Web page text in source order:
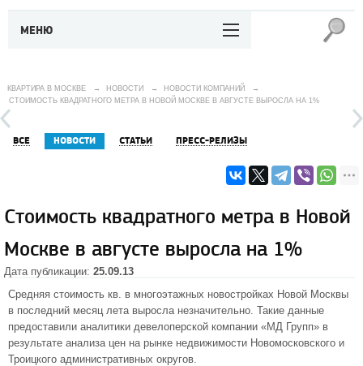
МЕНЮ
КВАРТИРА В МОСКВЕ → НОВОСТИ → НОВОСТИ КОМПАНИЙ
→
СТОИМОСТЬ КВАДРАТНОГО МЕТРА В НОВОЙ МОСКВЕ В АВГУСТЕ ВЫРОСЛА НА 1%
ВСЕ НОВОСТИ СТАТЬИ ПРЕСС-РЕЛИЗЫ
Стоимость квадратного метра в Новой
Москве в августе выросла на 1%
Дата публикации: 25.09.13
Средняя стоимость кв. в многоэтажных новостройках Новой Москвы
в последний месяц лета выросла незначительно. Такие данные
предоставили аналитики девелоперской компании «МД Групп» в
результате анализа цен на рынке недвижимости Новомосковского и
Троицкого административных округов.